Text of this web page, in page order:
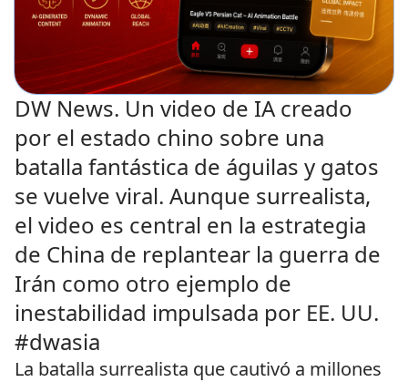
DW News. Un video de IA creado
por el estado chino sobre una
batalla fantástica de águilas y gatos
se vuelve viral. Aunque surrealista,
el video es central en la estrategia
de China de replantear la guerra de
Irán como otro ejemplo de
inestabilidad impulsada por EE. UU.
#dwasia
La batalla surrealista que cautivó a millones